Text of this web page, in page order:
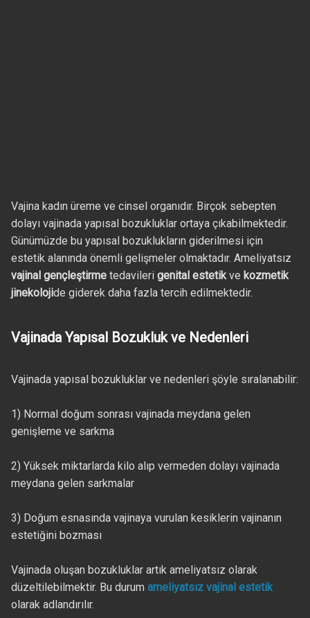
Vajina kadın üreme ve cinsel organıdır. Birçok sebepten
dolayı vajinada yapısal bozukluklar ortaya çıkabilmektedir.
Günümüzde bu yapısal bozuklukların giderilmesi için
estetik alanında önemli gelişmeler olmaktadır. Ameliyatsız
vajinal gençleştirmetedavileri genital estetikve kozmetik
jinekolojide giderek daha fazla tercih edilmektedir.
Vajinada Yapısal Bozukluk ve Nedenleri
Vajinada yapısal bozukluklar ve nedenleri şöyle sıralanabilir:
1) Normal doğum sonrası vajinada meydana gelen
genişleme ve sarkma
2) Yüksek miktarlarda kilo alıp vermeden dolayı vajinada
meydana gelen sarkmalar
3) Doğum esnasında vajinaya vurulan kesiklerin vajinanın
estetiğini bozması
Vajinada oluşan bozukluklar artık ameliyatsız olarak
düzeltilebilmektir. Bu durum ameliyatsız vajinal estetik
olarak adlandırılır.